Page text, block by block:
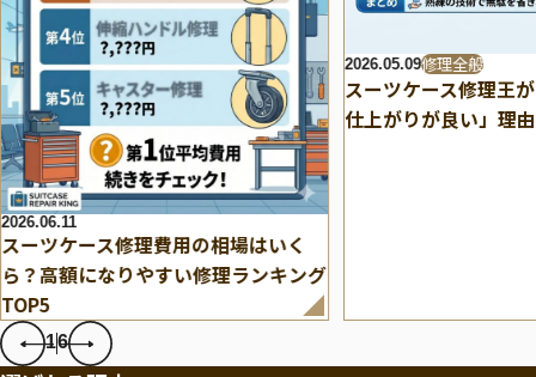
2026.06.11
スーツケース修理費用の相場はいく
ら？高額になりやすい修理ランキング
TOP5
2026.05.09修理全般
スーツケース修理王
仕上がりが良い」理
16